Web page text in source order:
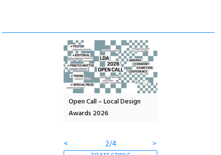
Open Call – Local Design
Awards 2026
<
2/4 >